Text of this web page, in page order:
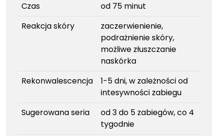
Czas
od 75 minut
Reakcja skóry
zaczerwienienie,
podrażnienie skóry,
możliwe złuszczanie
naskórka
Rekonwalescencja
1-5 dni, w zależności od
intesywności zabiegu
Sugerowana seria
od 3 do 5 zabiegów, co 4
tygodnie